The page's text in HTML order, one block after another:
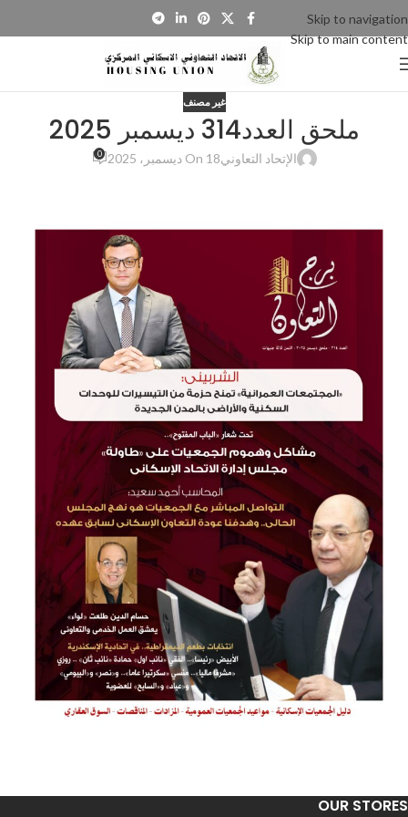
Skip to navigation
Skip to main content
غير مصنف
ملحق العدد314 ديسمبر 2025
الإتحاد التعاونيOn 18 ديسمبر، 2025 0
OUR STORES